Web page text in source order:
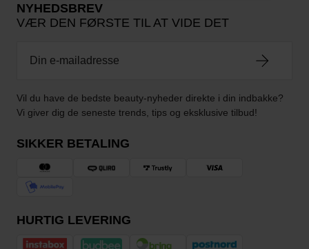
NYHEDSBREV
VÆR DEN FØRSTE TIL AT VIDE DET
Vil du have de bedste beauty-nyheder direkte i din indbakke?
Vi giver dig de seneste trends, tips og eksklusive tilbud!
SIKKER BETALING
HURTIG LEVERING